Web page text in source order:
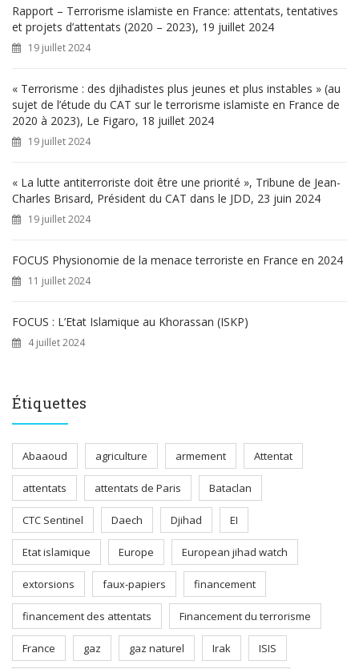
h
e
r
Rapport – Terrorisme islamiste en France: attentats, tentatives
et projets d’attentats (2020 – 2023), 19 juillet 2024
19 juillet 2024
« Terrorisme : des djihadistes plus jeunes et plus instables » (au
sujet de l’étude du CAT sur le terrorisme islamiste en France de
2020 à 2023), Le Figaro, 18 juillet 2024
19 juillet 2024
« La lutte antiterroriste doit être une priorité », Tribune de Jean-
Charles Brisard, Président du CAT dans le JDD, 23 juin 2024
19 juillet 2024
FOCUS Physionomie de la menace terroriste en France en 2024
11 juillet 2024
FOCUS : L’Etat Islamique au Khorassan (ISKP)
4 juillet 2024
Étiquettes
Abaaoud agriculture armement Attentat
attentats attentats de Paris Bataclan
CTC Sentinel Daech Djihad EI
Etat islamique Europe European jihad watch
extorsions faux-papiers financement
financement des attentats Financement du terrorisme
France gaz gaz naturel Irak ISIS